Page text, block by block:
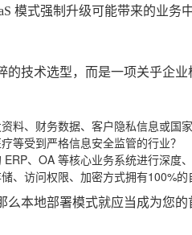
模式强制升级可能带来的业务
技术选型，而是一项关乎企
料、财务数据、客户隐私信息或国家
等受到严格信息安全监管的行业？
、OA 等核心业务系统进行深度
、访问权限、加密方式拥有100%的
本地部署模式就应当成为您的